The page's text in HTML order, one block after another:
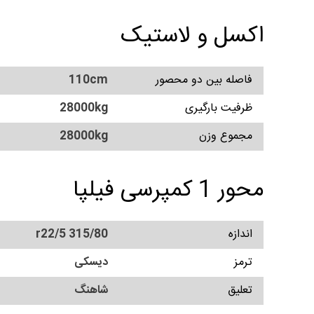
اکسل و لاستیک
فاصله بین دو محصور
110cm
ظرفیت بارگیری
28000kg
مجموع وزن
28000kg
محور 1 کمپرسی فیلپا
اندازه
315/80 r22/5
ترمز
دیسکی
تعلیق
شاهنگ